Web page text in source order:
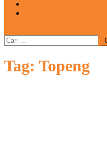
Cari
untuk:
Tag: Topeng